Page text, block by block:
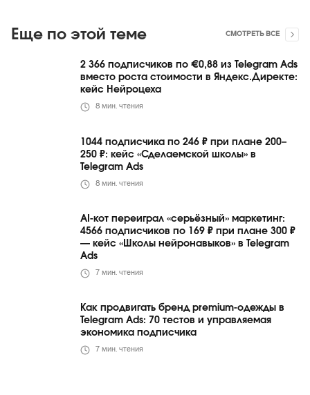
Еще по этой теме СМОТРЕТЬ ВСЕ
2 366 подписчиков по €0,88 из Telegram Ads
вместо роста стоимости в Яндекс.Директе:
кейс Нейроцеха
8 мин. чтения
1044 подписчика по 246 ₽ при плане 200–
250 ₽: кейс «Сделаемской школы» в
Telegram Ads
8 мин. чтения
AI-кот переиграл «серьёзный» маркетинг:
4566 подписчиков по 169 ₽ при плане 300 ₽
— кейс «Школы нейронавыков» в Telegram
Ads
7 мин. чтения
Как продвигать бренд premium-одежды в
Telegram Ads: 70 тестов и управляемая
экономика подписчика
7 мин. чтения